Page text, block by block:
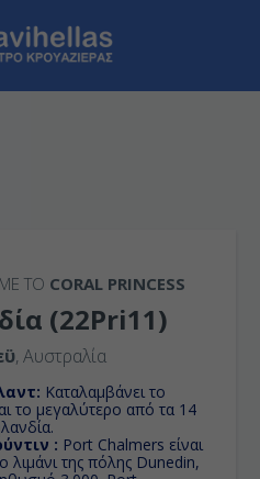
ΤΟ CORAL PRINCESS
(22Pri11)
, Αυστραλία
Καταλαμβάνει τo
το μεγαλύτερο από τα 14
: Port Chalmers είναι
λιμάνι της πόλης Dunedin,